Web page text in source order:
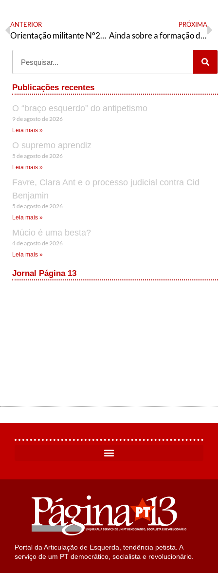
ANTERIOR
Orientação militante N°263 (23 de dezembro de 2020)
PRÓXIMA
Ainda sobre a formação da mesa da Câmara dos Deputados
Publicações recentes
O “braço esquerdo” do antipetismo
9 de agosto de 2026
Leia mais »
O supremo aprendiz
5 de agosto de 2026
Leia mais »
Favre, Clara Ant e o processo judicial contra Cid
Benjamin
5 de agosto de 2026
Leia mais »
Múcio é uma besta?
4 de agosto de 2026
Leia mais »
Jornal Página 13
Portal da Articulação de Esquerda, tendência petista. A
serviço de um PT democrático, socialista e revolucionário.